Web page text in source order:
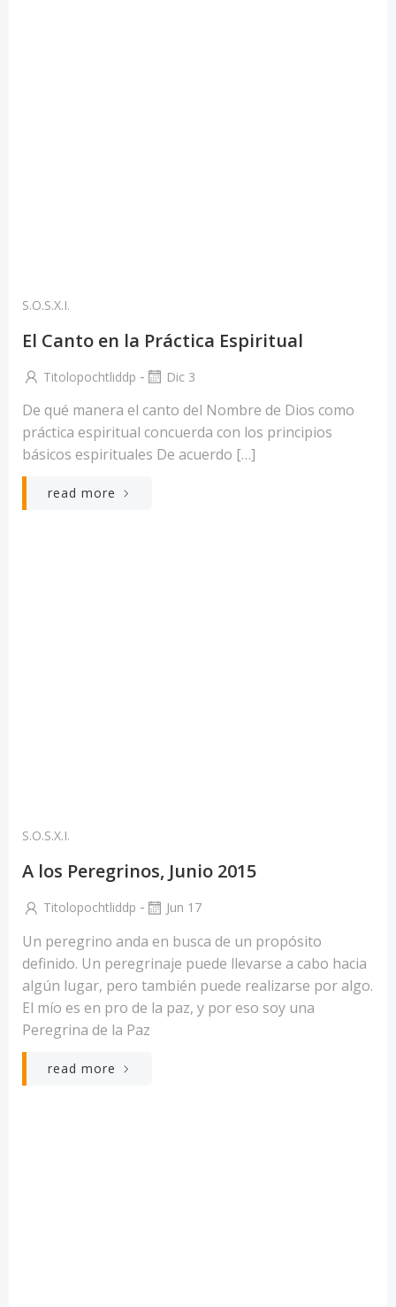
S.O.S.X.I.
El Canto en la Práctica Espiritual
Titolopochtliddp - Dic 3
De qué manera el canto del Nombre de Dios como
práctica espiritual concuerda con los principios
básicos espirituales De acuerdo […]
read more
S.O.S.X.I.
A los Peregrinos, Junio 2015
Titolopochtliddp - Jun 17
Un peregrino anda en busca de un propósito
definido. Un peregrinaje puede llevarse a cabo hacia
algún lugar, pero también puede realizarse por algo.
El mío es en pro de la paz, y por eso soy una
Peregrina de la Paz
read more